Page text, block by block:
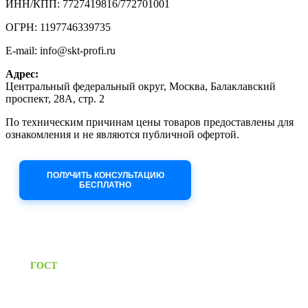
ИНН/КПП: 7727419816/772701001
ОГРН: 1197746339735
E-mail: info@skt-profi.ru
Адрес:
Центральный федеральный округ, Москва, Балаклавский
проспект, 28А, стр. 2
По техническим причинам цены товаров предоставлены для
ознакомления и не являются публичной офертой.
ПОЛУЧИТЬ КОНСУЛЬТАЦИЮ
БЕСПЛАТНО
ГОСТПредоставляем паспорт